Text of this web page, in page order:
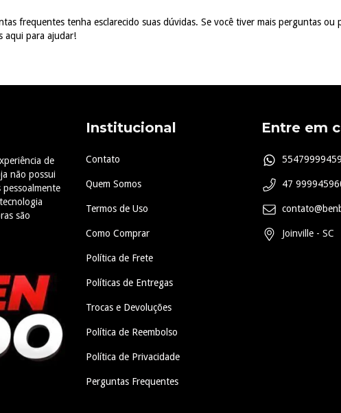
frequentes tenha esclarecido suas dúvidas. Se você tiver mais perguntas ou
aqui para ajudar!
de
não possui
são
Institucional
Contato
Quem Somos
Termos de Uso
Como Comprar
Política de Frete
Políticas de Entregas
Trocas e Devoluções
Política de Reembolso
Política de Privacidade
Perguntas Frequentes
Entre em
47
Joinville - SC